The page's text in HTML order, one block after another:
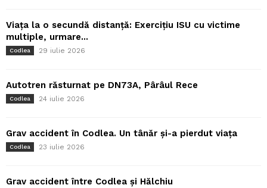
Viața la o secundă distanță: Exercițiu ISU cu victime
multiple, urmare...
Codlea 29 iulie 2026
Autotren răsturnat pe DN73A, Pârâul Rece
Codlea 24 iulie 2026
Grav accident în Codlea. Un tânăr și-a pierdut viața
Codlea 23 iulie 2026
Grav accident între Codlea și Hălchiu